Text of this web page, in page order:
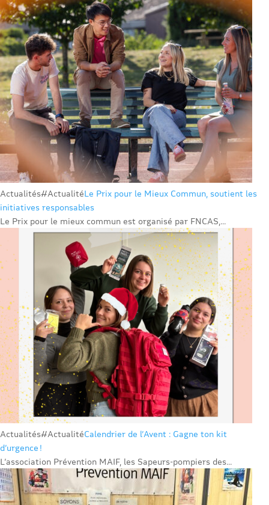
Actualités#ActualitéLe Prix pour le Mieux Commun, soutient les
initiatives responsables
Le Prix pour le mieux commun est organisé par FNCAS,...
Actualités#ActualitéCalendrier de l’Avent : Gagne ton kit
d’urgence !
L’association Prévention MAIF, les Sapeurs-pompiers des...